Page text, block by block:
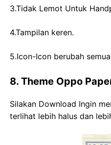
3.Tidak Lemot Untuk
4.Tampilan keren.
5.Icon-Icon berubah
8. Theme Oppo
Silakan Download Ingin
terlihat lebih halus dan